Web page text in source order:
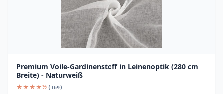
Premium Voile-Gardinenstoff in Leinenoptik (280 cm
Breite) - Naturweiß
★★★★½ (169)